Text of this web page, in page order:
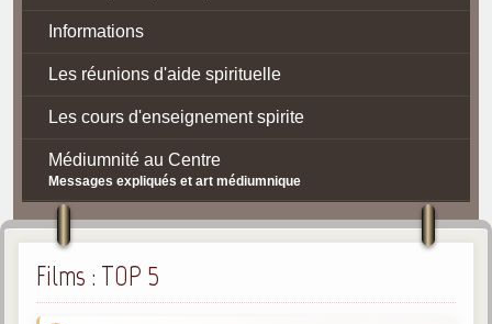
Informations
Les réunions d'aide spirituelle
Les cours d'enseignement spirite
Médiumnité au Centre
Messages expliqués et art médiumnique
Contact / Accès
Plan d'accès
Spiritisme
Films : TOP 5